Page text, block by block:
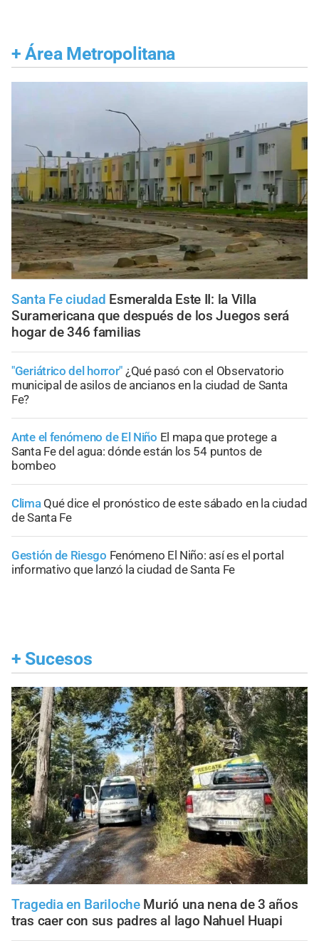
+ Área Metropolitana
Santa Fe ciudad Esmeralda Este II: la Villa
Suramericana que después de los Juegos será
hogar de 346 familias
"Geriátrico del horror" ¿Qué pasó con el Observatorio
municipal de asilos de ancianos en la ciudad de Santa
Fe?
Ante el fenómeno de El Niño El mapa que protege a
Santa Fe del agua: dónde están los 54 puntos de
bombeo
Clima Qué dice el pronóstico de este sábado en la ciudad
de Santa Fe
Gestión de Riesgo Fenómeno El Niño: así es el portal
informativo que lanzó la ciudad de Santa Fe
+ Sucesos
Tragedia en Bariloche Murió una nena de 3 años
tras caer con sus padres al lago Nahuel Huapi